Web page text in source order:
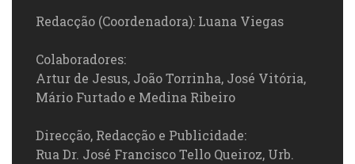
Redacção (Coordenadora): Luana Viegas
Colaboradores:
Artur de Jesus, João Torrinha, José Vitória,
Mário Furtado e Medina Ribeiro
Direcção, Redacção e Publicidade:
Rua Dr. José Francisco Tello Queiroz, Urb.